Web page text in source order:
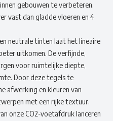
gebouwen te verbeteren.
vast dan gladde vloeren en 4
neutrale tinten laat het lineaire
uitkomen. De verfijnde,
voor ruimtelijke diepte,
Door deze tegels te
afwerking en kleuren van
met een rijke textuur.
onze CO2-voetafdruk lanceren